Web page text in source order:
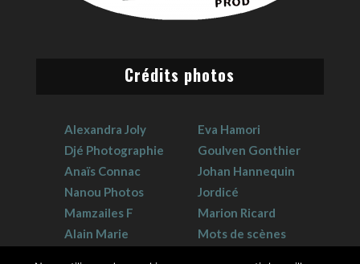
Crédits photos
Alexandra Joly
Djé Photographie
Anaïs Connac
Nanou Photos
Mamzailes F
Alain Marie
Eva Hamori
Goulven Gonthier
Johan Hannequin
Jordicé
Marion Ricard
Mots de scènes